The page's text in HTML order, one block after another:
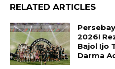
RELATED ARTICLES
2026!
Bajol Ijo
Darma